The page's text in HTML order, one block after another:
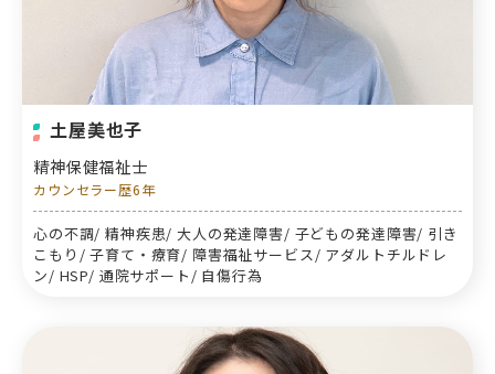
土屋美也子
精神保健福祉士
カウンセラー歴6年
心の不調/ 精神疾患/ 大人の発達障害/ 子どもの発達障害/ 引き
こもり/ 子育て・療育/ 障害福祉サービス/ アダルトチルドレ
ン/ HSP/ 通院サポート/ 自傷行為